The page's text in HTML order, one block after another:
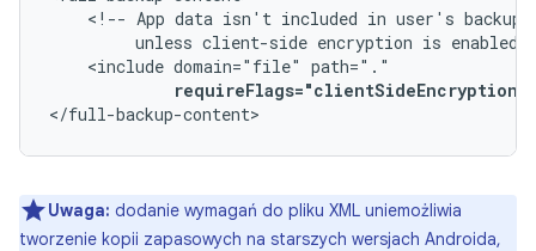
<!-- App data isn't included in user's
unless client-side encryption is enabled.
<include domain="file"
requireFlags="clientSideEncryption"
</full-backup-content>
Uwaga: dodanie wymagań do pliku XML uniemożliwia
tworzenie kopii zapasowych na starszych wersjach Androida,